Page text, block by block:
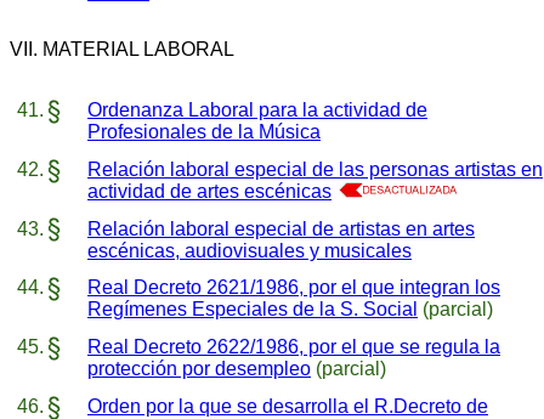
VII. MATERIAL LABORAL
Ordenanza Laboral para la actividad de
Profesionales de la Música
Relación laboral especial de las personas artistas en
actividad de artes escénicas
Relación laboral especial de artistas en artes
escénicas, audiovisuales y musicales
Real Decreto 2621/1986, por el que integran los
Regímenes Especiales de la S. Social (parcial)
Real Decreto 2622/1986, por el que se regula la
protección por desempleo (parcial)
Orden por la que se desarrolla el R.Decreto de